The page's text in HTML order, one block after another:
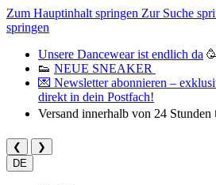
Zum Hauptinhalt springen Zur Suche
springen
Unsere Dancewear ist endlich da
👟 NEUE SNEAKER
💌 Newsletter abonnieren –
direkt in dein Postfach!
Versand innerhalb von 24 Stunden
❮
❯
DE